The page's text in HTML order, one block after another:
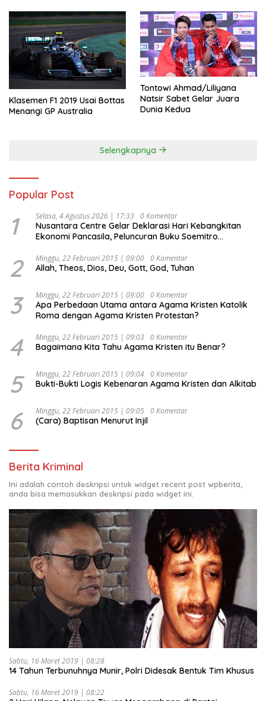
Klasemen F1 2019 Usai Bottas
Menangi GP Australia
Tontowi Ahmad/Liliyana
Natsir Sabet Gelar Juara
Dunia Kedua
Selengkapnya
Popular Post
1 Selasa, 4 Agustus 2026 | 17:33 0 Komentar
Nusantara Centre Gelar Deklarasi Hari Kebangkitan
Ekonomi Pancasila, Peluncuran Buku Soemitro
Ekonomi Politik Indonesia) & Simposium Nasional
“Urgensi Undang-Undang Perekonomian Nasional dan
Indonesia Emas 2045”,
2 Minggu, 22 Februari 2015 | 09:00 0 Komentar
Allah, Theos, Dios, Deu, Gott, God, Tuhan
3 Minggu, 22 Februari 2015 | 09:00 0 Komentar
Apa Perbedaan Utama antara Agama Kristen Katolik
Roma dengan Agama Kristen Protestan?
4 Minggu, 22 Februari 2015 | 09:03 0 Komentar
Bagaimana Kita Tahu Agama Kristen itu Benar?
5 Minggu, 22 Februari 2015 | 09:04 0 Komentar
Bukti-Bukti Logis Kebenaran Agama Kristen dan Alkitab
6 Minggu, 22 Februari 2015 | 09:05 0 Komentar
(Cara) Baptisan Menurut Injil
Berita Kriminal
Ini adalah contoh deskripsi untuk widget recent post wpberita,
anda bisa memasukkan deskripsi pada widget ini.
Sabtu, 16 Maret 2019 | 08:28
14 Tahun Terbunuhnya Munir, Polri Didesak Bentuk Tim Khusus
Sabtu, 16 Maret 2019 | 08:22